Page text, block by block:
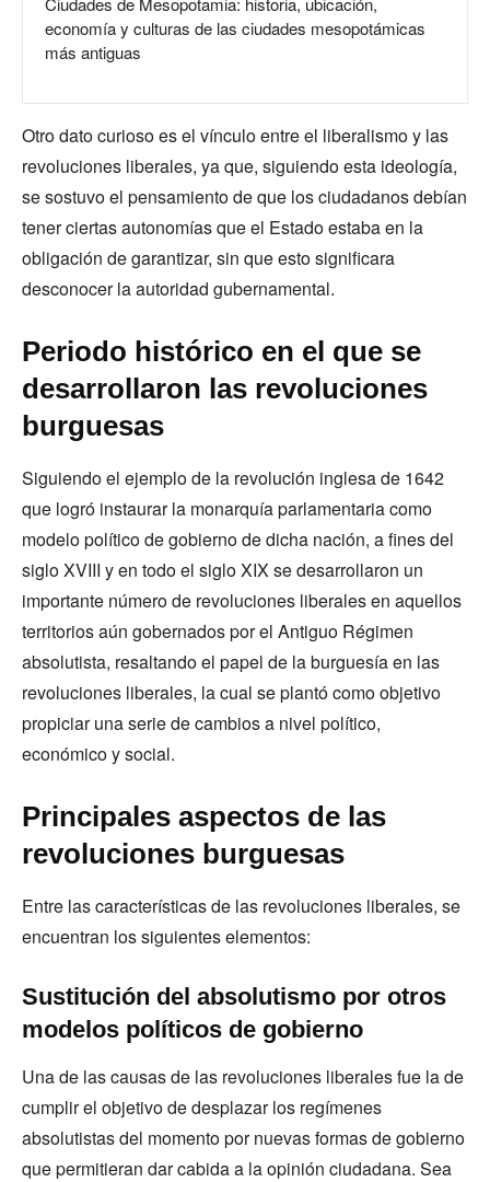
economía y culturas de las ciudades mesopotámicas
más antiguas
Otro dato curioso es el vínculo entre el liberalismo y las
revoluciones liberales, ya que, siguiendo esta ideología,
se sostuvo el pensamiento de que los ciudadanos debían
tener ciertas autonomías que el Estado estaba en la
obligación de garantizar, sin que esto significara
desconocer la autoridad gubernamental.
Periodo histórico en el que se
desarrollaron las revoluciones
burguesas
Siguiendo el ejemplo de la revolución inglesa de 1642
que logró instaurar la monarquía parlamentaria como
modelo político de gobierno de dicha nación, a fines del
siglo XVIII y en todo el siglo XIX se desarrollaron un
importante número de revoluciones liberales en aquellos
territorios aún gobernados por el Antiguo Régimen
absolutista, resaltando el papel de la burguesía en las
revoluciones liberales, la cual se plantó como objetivo
propiciar una serie de cambios a nivel político,
económico y social.
Principales aspectos de las
revoluciones burguesas
Entre las características de las revoluciones liberales, se
encuentran los siguientes elementos:
Sustitución del absolutismo por otros
modelos políticos de gobierno
Una de las causas de las revoluciones liberales fue la de
cumplir el objetivo de desplazar los regímenes
absolutistas del momento por nuevas formas de gobierno
que permitieran dar cabida a la opinión ciudadana. Sea